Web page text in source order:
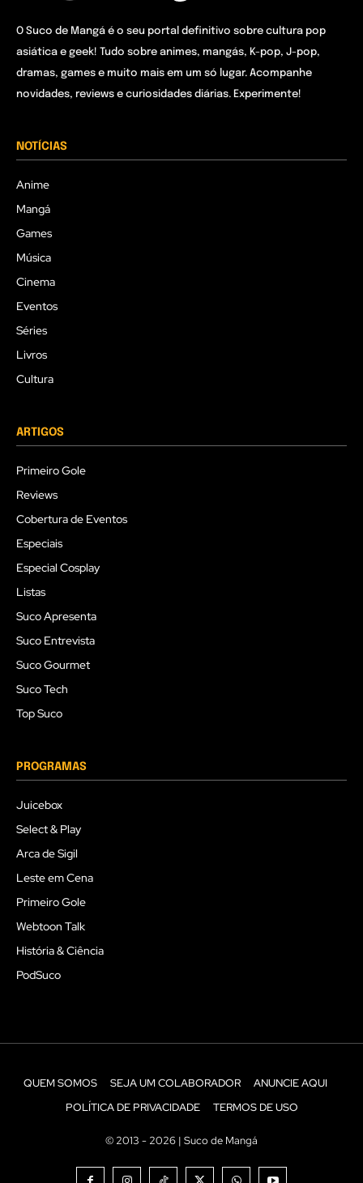
O Suco de Mangá é o seu portal definitivo sobre cultura pop
asiática e geek! Tudo sobre animes, mangás, K-pop, J-pop,
dramas, games e muito mais em um só lugar. Acompanhe
novidades, reviews e curiosidades diárias. Experimente!
NOTÍCIAS
Anime
Mangá
Games
Música
Cinema
Eventos
Séries
Livros
Cultura
ARTIGOS
Primeiro Gole
Reviews
Cobertura de Eventos
Especiais
Especial Cosplay
Listas
Suco Apresenta
Suco Entrevista
Suco Gourmet
Suco Tech
Top Suco
PROGRAMAS
Juicebox
Select & Play
Arca de Sigil
Leste em Cena
Primeiro Gole
Webtoon Talk
História & Ciência
PodSuco
QUEM SOMOS SEJA UM COLABORADOR
ANUNCIE AQUI
POLÍTICA DE PRIVACIDADE
TERMOS DE USO
© 2013 - 2026 | Suco de Mangá